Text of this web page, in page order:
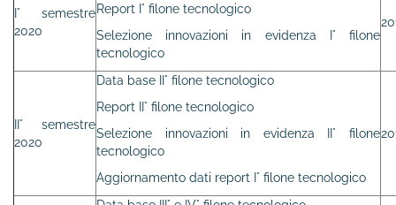
I° semestre
2020
Report I° filone tecnologico
Selezione innovazioni in evidenza I° filone
tecnologico
II° semestre
2020
Data base II° filone tecnologico
Report II° filone tecnologico
Selezione innovazioni in evidenza II° filone
tecnologico
Aggiornamento dati report I° filone tecnologico